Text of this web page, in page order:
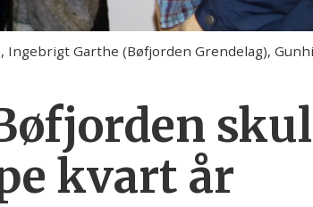
Ingebrigt Garthe (Bøfjorden Grendelag),
kvart år